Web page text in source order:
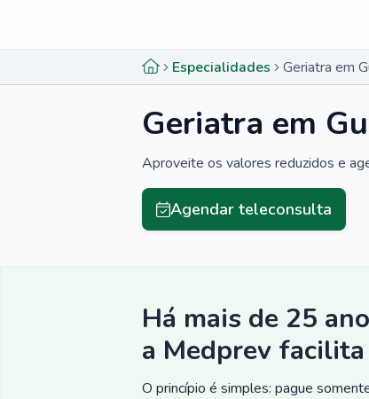
Especialidades Geriatra em
Geriatra em
Aproveite os valores reduzidos e
Agendar teleconsulta
Há mais de 25
a Medprev facilita
O princípio é simples: pague